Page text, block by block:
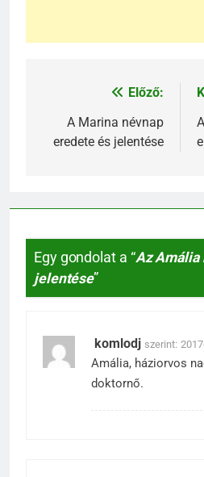
Bejegyzés
navigáció
Előző:
A Marina névnap
eredete és jelentése
Egy gondolat a “Az Amália
jelentése”
komlodj szerint:
Amália, háziorvos
doktornő.